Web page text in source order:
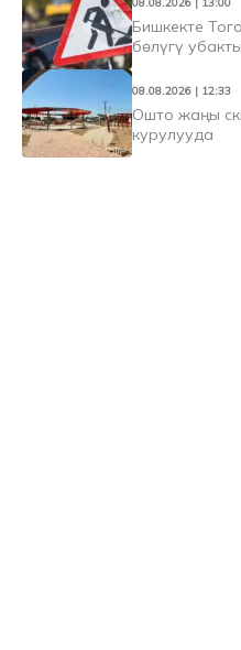
08.08.2026 | 13:00
Бишкекте
бөлүгү
08.08.2026 | 12:33
Ошто жаңы
курулууда